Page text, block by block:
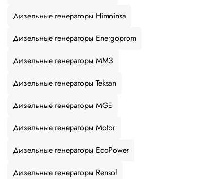
Дизельные генераторы Himoinsa
Дизельные генераторы Energoprom
Дизельные генераторы ММЗ
Дизельные генераторы Teksan
Дизельные генераторы MGE
Дизельные генераторы Motor
Дизельные генераторы EcoPower
Дизельные генераторы Rensol